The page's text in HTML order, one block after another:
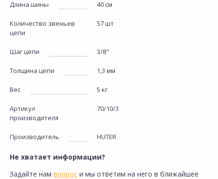
Длина шины 40 см
Количество звеньев
цепи
57 шт
Шаг цепи 3/8"
Толщина цепи 1,3 мм
Вес 5 кг
Артикул
производителя
70/10/3
Производитель HUTER
Не хватает информации?
Задайте нам вопрос и мы ответим на него в ближайшее